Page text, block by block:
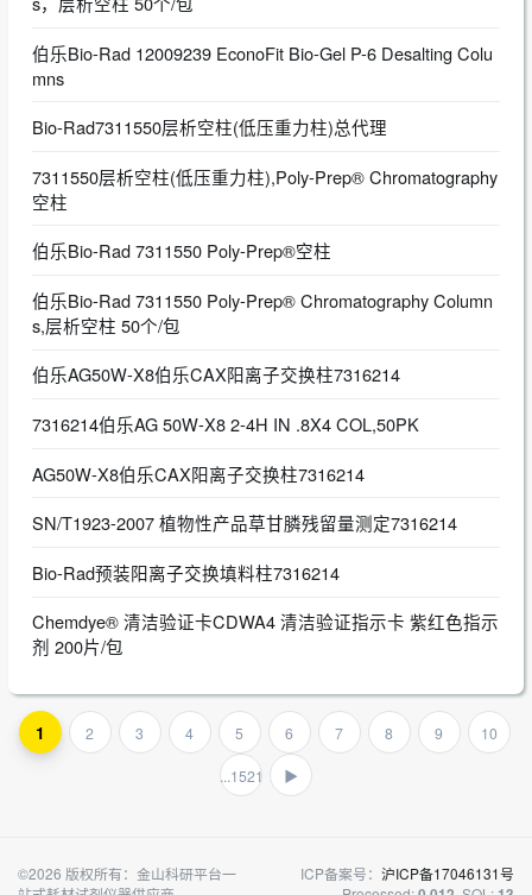
伯乐Bio-Rad 12009239 EconoFit Bio-Gel P-6 Desalting Colu
mns
Bio-Rad7311550层析空柱(低压重力柱)总代理
7311550层析空柱(低压重力柱),Poly-Prep® Chromatography
空柱
伯乐Bio-Rad 7311550 Poly-Prep®空柱
伯乐Bio-Rad 7311550 Poly-Prep® Chromatography Column
s,层析空柱 50个/包
伯乐AG50W-X8伯乐CAX阳离子交换柱7316214
7316214伯乐AG 50W-X8 2-4H IN .8X4 COL,50PK
AG50W-X8伯乐CAX阳离子交换柱7316214
SN/T1923-2007 植物性产品草甘膦残留量测定7316214
Bio-Rad预装阳离子交换填料柱7316214
Chemdye® 清洁验证卡CDWA4 清洁验证指示卡 紫红色指示
剂 200片/包
1 2 3 4 5 6 7 8 9 10
...1521 ▶
©2026 版权所有：金山科研平台一
ICP备案号： 沪ICP备17046131号